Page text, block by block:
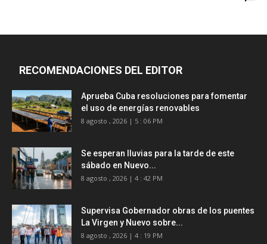
RECOMENDACIONES DEL EDITOR
Aprueba Cuba resoluciones para fomentar
el uso de energías renovables
8 agosto , 2026 | 5 : 06 PM
Se esperan lluvias para la tarde de este
sábado en Nuevo...
8 agosto , 2026 | 4 : 42 PM
Supervisa Gobernador obras de los puentes
La Virgen y Nuevo sobre...
8 agosto , 2026 | 4 : 19 PM